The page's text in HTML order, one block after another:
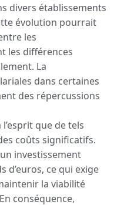
divers établissements
évolution pourrait
les
les différences
La
dans certaines
des répercussions
que de tels
coûts significatifs.
investissement
d’euros, ce qui exige
la viabilité
conséquence,